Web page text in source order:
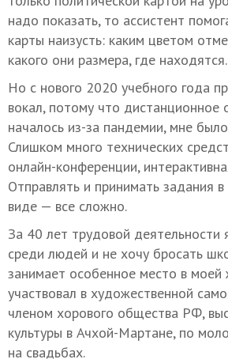
надо показать, то ассистент
карты наизусть: каким цветом
какого они размера, где находятся.
Но с нового 2020 учебного года
вокал, потому что дистанционное
началось из-за пандемии, мне
Слишком много технических
онлайн-конференции,
Отправлять и принимать задания
виде — все сложно.
За 40 лет трудовой деятельности
среди людей и не хочу бросать
занимает особенное место в моей
участвовал в художественной
членом хорового общества РФ,
культуры в Ачхой-Мартане, по
на свадьбах.